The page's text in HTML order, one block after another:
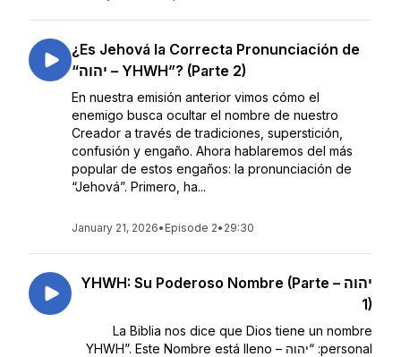
¿Es Jehová la Correcta Pronunciación de
“יהוה – YHWH”? (Parte 2)
En nuestra emisión anterior vimos cómo el
enemigo busca ocultar el nombre de nuestro
Creador a través de tradiciones, superstición,
confusión y engaño. Ahora hablaremos del más
popular de estos engaños: la pronunciación de
“Jehová”. Primero, ha...
January 21, 2026• Episode 2• 29:30
יהוה – YHWH: Su Poderoso Nombre (Parte
1)
La Biblia nos dice que Dios tiene un nombre
personal: “יהוה – YHWH”. Este Nombre está lleno